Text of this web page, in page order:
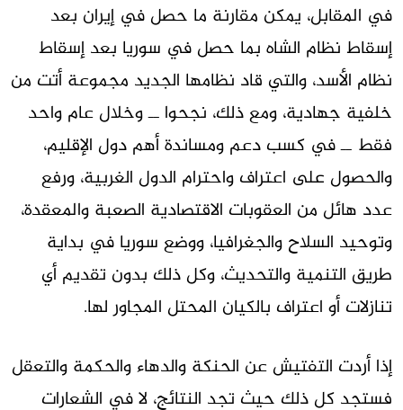
في المقابل، يمكن مقارنة ما حصل في إيران بعد
إسقاط نظام الشاه بما حصل في سوريا بعد إسقاط
نظام الأسد، والتي قاد نظامها الجديد مجموعة أتت من
خلفية جهادية، ومع ذلك، نجحوا ــ وخلال عام واحد
فقط ــ في كسب دعم ومساندة أهم دول الإقليم،
والحصول على اعتراف واحترام الدول الغربية، ورفع
عدد هائل من العقوبات الاقتصادية الصعبة والمعقدة،
وتوحيد السلاح والجغرافيا، ووضع سوريا في بداية
طريق التنمية والتحديث، وكل ذلك بدون تقديم أي
تنازلات أو اعتراف بالكيان المحتل المجاور لها.
إذا أردت التفتيش عن الحنكة والدهاء والحكمة والتعقل
فستجد كل ذلك حيث تجد النتائج، لا في الشعارات